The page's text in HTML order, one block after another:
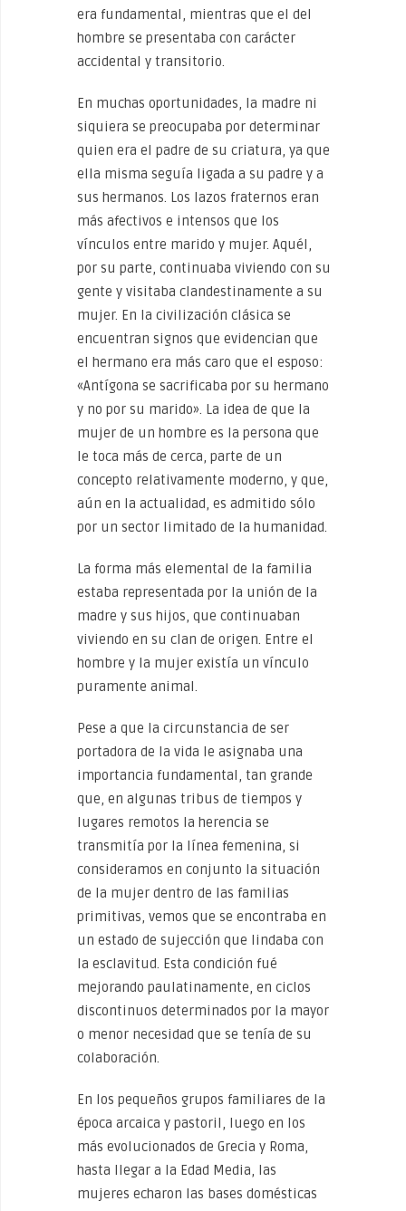
era fundamental, mientras que el del
hombre se presentaba con carácter
accidental y transitorio.
En muchas oportunidades, la madre ni
siquiera se preocupaba por determinar
quien era el padre de su criatura, ya que
ella misma seguía ligada a su padre y a
sus hermanos. Los lazos fraternos eran
más afectivos e intensos que los
vínculos entre marido y mujer. Aquél,
por su parte, continuaba viviendo con su
gente y visitaba clandestinamente a su
mujer. En la civilización clásica se
encuentran signos que evidencian que
el hermano era más caro que el esposo:
«Antígona se sacrificaba por su hermano
y no por su marido». La idea de que la
mujer de un hombre es la persona que
le toca más de cerca, parte de un
concepto relativamente moderno, y que,
aún en la actualidad, es admitido sólo
por un sector limitado de la humanidad.
La forma más elemental de la familia
estaba representada por la unión de la
madre y sus hijos, que continuaban
viviendo en su clan de origen. Entre el
hombre y la mujer existía un vínculo
puramente animal.
Pese a que la circunstancia de ser
portadora de la vida le asignaba una
importancia fundamental, tan grande
que, en algunas tribus de tiempos y
lugares remotos la herencia se
transmitía por la línea femenina, si
consideramos en conjunto la situación
de la mujer dentro de las familias
primitivas, vemos que se encontraba en
un estado de sujección que lindaba con
la esclavitud. Esta condición fué
mejorando paulatinamente, en ciclos
discontinuos determinados por la mayor
o menor necesidad que se tenía de su
colaboración.
En los pequeños grupos familiares de la
época arcaica y pastoril, luego en los
más evolucionados de Grecia y Roma,
hasta llegar a la Edad Media, las
mujeres echaron las bases domésticas